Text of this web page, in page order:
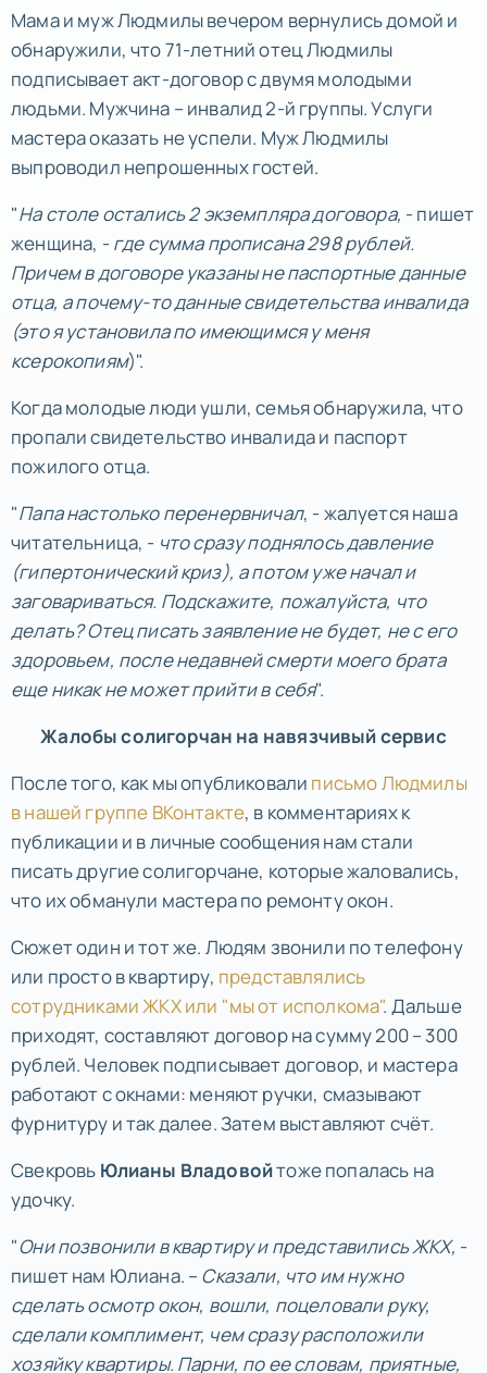
Мама и муж Людмилы вечером вернулись домой и
обнаружили, что 71-летний отец Людмилы
подписывает акт-договор с двумя молодыми
людьми. Мужчина – инвалид 2-й группы. Услуги
мастера оказать не успели. Муж Людмилы
выпроводил непрошенных гостей.
"На столе остались 2 экземпляра договора, - пишет
женщина, - где сумма прописана 298 рублей.
Причем в договоре указаны не паспортные данные
отца, а почему-то данные свидетельства инвалида
(это я установила по имеющимся у меня
ксерокопиям)".
Когда молодые люди ушли, семья обнаружила, что
пропали свидетельство инвалида и паспорт
пожилого отца.
"Папа настолько перенервничал, - жалуется наша
читательница, - что сразу поднялось давление
(гипертонический криз), а потом уже начал и
заговариваться. Подскажите, пожалуйста, что
делать? Отец писать заявление не будет, не с его
здоровьем, после недавней смерти моего брата
еще никак не может прийти в себя".
Жалобы солигорчан на навязчивый сервис
После того, как мы опубликовали письмо Людмилы
в нашей группе ВКонтакте, в комментариях к
публикации и в личные сообщения нам стали
писать другие солигорчане, которые жаловались,
что их обманули мастера по ремонту окон.
Сюжет один и тот же. Людям звонили по телефону
или просто в квартиру, представлялись
сотрудниками ЖКХ или "мы от исполкома". Дальше
приходят, составляют договор на сумму 200 – 300
рублей. Человек подписывает договор, и мастера
работают с окнами: меняют ручки, смазывают
фурнитуру и так далее. Затем выставляют счёт.
Свекровь Юлианы Владовойтоже попалась на
удочку.
"Они позвонили в квартиру и представились ЖКХ, -
пишет нам Юлиана. –Сказали, что им нужно
сделать осмотр окон, вошли, поцеловали руку,
сделали комплимент, чем сразу расположили
хозяйку квартиры. Парни, по ее словам, приятные,